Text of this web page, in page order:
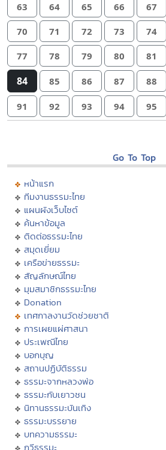
63 64 65 66 67
70 71 72 73 74
77 78 79 80 81
84 85 86 87 88
91 92 93 94 95
Go To Top
หน้าแรก
ทีมงานธรรมะไทย
แผนผังเว็บไซต์
ค้นหาข้อมูล
ติดต่อธรรมะไทย
สมุดเยี่ยม
เครือข่ายธรรมะ
สัญลักษณ์ไทย
มุมสมาชิกธรรมะไทย
Donation
เทศกาลงานวัดช่วยชาติ
การเผยแผ่ศาสนา
ประเพณีไทย
บอกบุญ
สถานปฏิบัติธรรม
ธรรมะจากหลวงพ่อ
ธรรมะกับเยาวชน
นิทานธรรมะบันเทิง
ธรรมะบรรยาย
บทความธรรมะ
กวีธรรมะ